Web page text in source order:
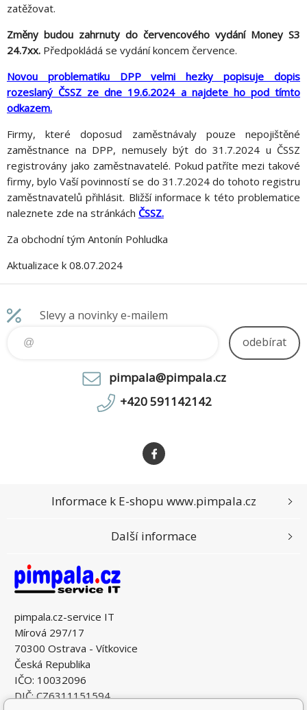
zatěžovat.
Změny budou zahrnuty do červencového vydání Money S3
24.7xx. Předpokládá se vydání koncem července.
Novou problematiku DPP velmi hezky popisuje dopis
rozeslaný ČSSZ ze dne 19.6.2024 a najdete ho pod tímto
odkazem.
Firmy, které doposud zaměstnávaly pouze nepojištěné
zaměstnance na DPP, nemusely být do 31.7.2024 u ČSSZ
registrovány jako zaměstnavatelé. Pokud patříte mezi takové
firmy, bylo Vaší povinností se do 31.7.2024 do tohoto registru
zaměstnavatelů přihlásit. Bližší informace k této problematice
naleznete zde na stránkách ČSSZ.
Za obchodní tým Antonín Pohludka
Aktualizace k 08.07.2024
Slevy a novinky e-mailem
odebírat
pimpala@pimpala.cz
+420 591142142
pimpala.cz-service IT
Mírová 297/17
70300 Ostrava - Vítkovice
Česká Republika
IČO: 10032096
DIČ: CZ6311151594
Informace k E-shopu www.pimpala.cz
Další informace